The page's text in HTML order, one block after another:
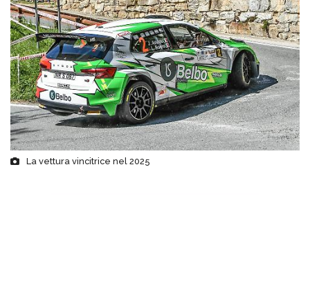
La vettura vincitrice nel 2025